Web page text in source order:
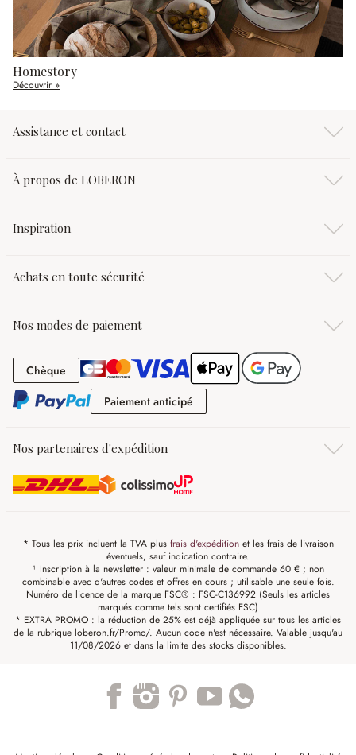
Homestory
Découvrir »
Assistance et contact
À propos de LOBERON
Inspiration
Achats en toute sécurité
Nos modes de paiement
Chèque Chèque
Paiement anticipé
Nos partenaires d'expédition
* Tous les prix incluent la TVA plus frais d'expéditionet les frais de livraison
éventuels, sauf indication contraire.
¹ Inscription à la newsletter : valeur minimale de commande 60 € ; non
combinable avec d'autres codes et offres en cours ; utilisable une seule fois.
Numéro de licence de la marque FSC® : FSC-C136992 (Seuls les articles
marqués comme tels sont certifiés FSC)
* EXTRA PROMO : la réduction de 25% est déjà appliquée sur tous les articles
de la rubrique loberon.fr/Promo/. Aucun code n'est nécessaire. Valable jusqu'au
11/08/2026 et dans la limite des stocks disponibles.